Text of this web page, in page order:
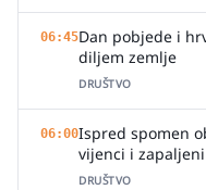
06:45Dan pobjede i
diljem zemlje
DRUŠTVO
06:00Ispred spomen
vijenci i
DRUŠTVO